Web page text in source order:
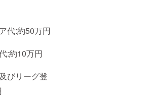
代:約50万円
:約10万円
びリーグ登